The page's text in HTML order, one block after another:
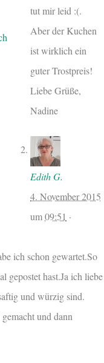
tut mir leid :(.
Aber der Kuchen
ist wirklich ein
guter Trostpreis!
Liebe Grüße,
Nadine
Edith G.
4. November 2015
um09:51 ·
ich schon gewartet.So
gepostet hast.Ja ich liebe
und würzig sind.
und dann